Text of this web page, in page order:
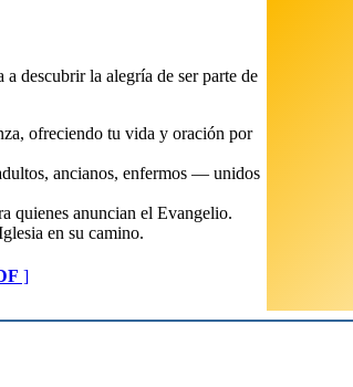
a descubrir la alegría de ser parte de
ofreciendo tu vida y oración por
ancianos, enfermos — unidos
quienes anuncian el Evangelio.
en su camino.
]